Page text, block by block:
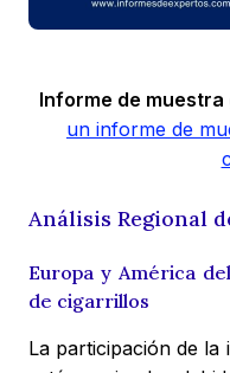
Informe de
un informe de
Análisis Regional
Europa y América
de cigarrillos
La participación de la